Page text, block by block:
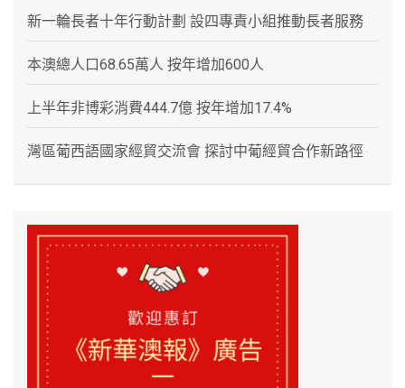
新一輪長者十年行動計劃 設四專責小組推動長者服務
本澳總人口68.65萬人 按年增加600人
上半年非博彩消費444.7億 按年增加17.4%
灣區葡西語國家經貿交流會 探討中葡經貿合作新路徑